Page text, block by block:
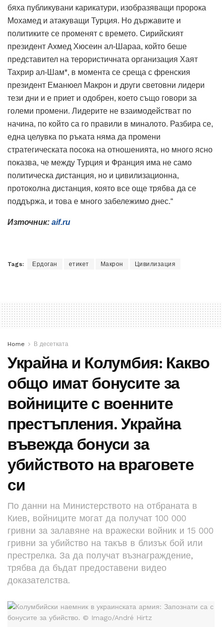
бяха публикувани карикатури, изобразяващи пророка
Мохамед и атакуващи Турция. Но държавите и
политиките се променят с времето. Сирийският
президент Ахмед Хюсеин ал-Шараа, който беше
представител на терористичната организация Хаят
Тахрир ал-Шам*, в момента се среща с френския
президент Еманюел Макрон и други световни лидери
тези дни и е приет и одобрен, което също говори за
големи промени. Лидерите не взаимодействат по
начина, по който са го правили в миналото. Разбира се,
една целувка по ръката няма да промени
стратегическата посока на отношенията, но много ясно
показва, че между Турция и Франция има не само
политическа дистанция, но и цивилизационна,
протоколна дистанция, която все още трябва да се
поддържа, и това е много забележимо днес.“
Източник: aif.ru
Tags: Ердоган етикет Макрон Цивилизация
Home В десетката
Украйна и Колумбия: Какво
общо имат бонусите за
войниците с военните
престъпления. Украйна
въвежда бонуси за
убийството на враговете
си
По данни на Министерството на отбраната в
Киев, войниците могат да получат 100 000
гривни за залавяне на вражески войник и 15 000
гривни за убийство на такъв в близък бой или
престрелка. За да получат възнаграждение,
трябва да бъдат предоставени видео
доказателства.